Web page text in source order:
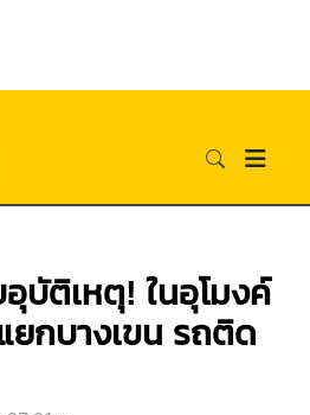
อุบัติเหตุ! ในอุโมงค์
ยกบางเขน รถติด